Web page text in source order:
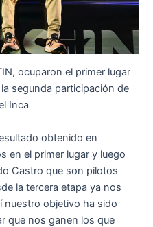
ocuparon el primer lugar
segunda participación de
Inca
obtenido en
en el primer lugar y luego
Castro que son pilotos
la tercera etapa ya nos
nuestro objetivo ha sido
que nos ganen los que